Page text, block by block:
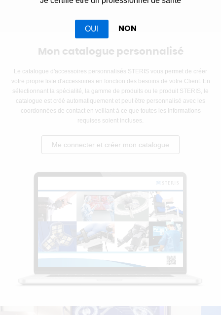
OUI NON
Mon catalogue personnalisé
Le catalogue d'accessoires personnalisés STERIS vous permet de créer
votre propre liste d'accessoires en fonction des besoins de votre Client. En
sélectionnant la spécialité, la gamme de produits ou le produit STERIS, le
catalogue est créé automatiquement et peut être personnalisé avec les
coordonnées de contact en veillant à ce que toutes les informations
requises soient incluses.
Me connecter et créer mon catalogue